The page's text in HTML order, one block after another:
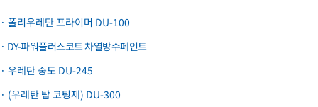
· 폴리우레탄 프라이머 DU-100
· DY-파워플러스코트 차열방수페인트
· 우레탄 중도 DU-245
· (우레탄 탑 코팅제) DU-300